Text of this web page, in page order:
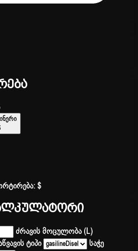
$
ძრავის მოცულობა (L)
ტიპი
საჭე